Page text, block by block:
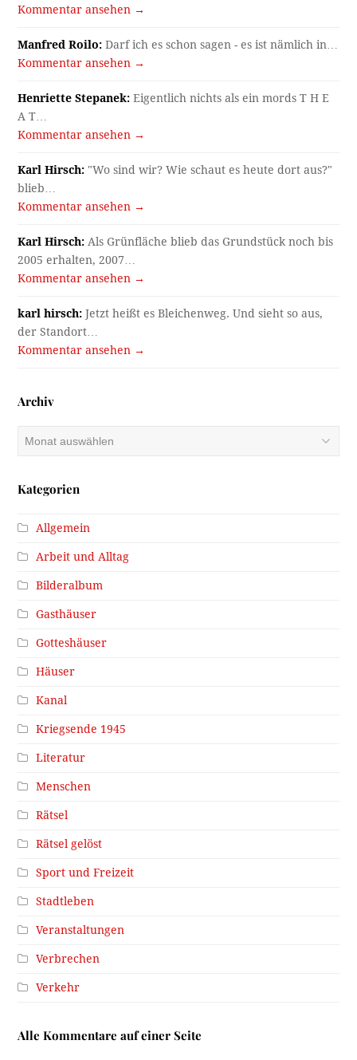
Kommentar ansehen →
Manfred Roilo: Darf ich es schon sagen - es ist nämlich in…
Kommentar ansehen →
Henriette Stepanek: Eigentlich nichts als ein mords T H E
A T…
Kommentar ansehen →
Karl Hirsch: "Wo sind wir? Wie schaut es heute dort aus?"
blieb…
Kommentar ansehen →
Karl Hirsch: Als Grünfläche blieb das Grundstück noch bis
2005 erhalten, 2007…
Kommentar ansehen →
karl hirsch: Jetzt heißt es Bleichenweg. Und sieht so aus,
der Standort…
Kommentar ansehen →
Archiv
Kategorien
Allgemein
Arbeit und Alltag
Bilderalbum
Gasthäuser
Gotteshäuser
Häuser
Kanal
Kriegsende 1945
Literatur
Menschen
Rätsel
Rätsel gelöst
Sport und Freizeit
Stadtleben
Veranstaltungen
Verbrechen
Verkehr
Alle Kommentare auf einer Seite